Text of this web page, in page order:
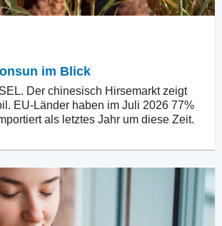
im Blick
Der chinesisch Hirsemarkt zeigt
EU-Länder haben im Juli 2026 77%
als letztes Jahr um diese Zeit.